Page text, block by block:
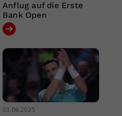
Anflug auf die Erste
Bank Open
03.06.2025